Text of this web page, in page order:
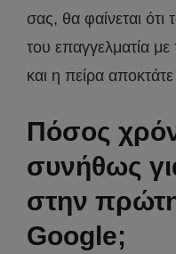
σας, θα φαίνεται ότι
του επαγγελματία με
και η πείρα
Πόσος
συνήθως
στην
Google;